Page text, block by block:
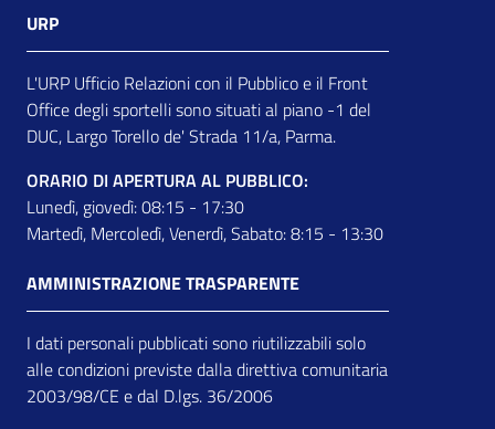
URP
L'URP Ufficio Relazioni con il Pubblico e il Front
Office degli sportelli sono situati al piano -1 del
DUC, Largo Torello de' Strada 11/a, Parma.
ORARIO DI APERTURA AL PUBBLICO:
Lunedì, giovedì: 08:15 - 17:30
Martedì, Mercoledì, Venerdì, Sabato: 8:15 - 13:30
AMMINISTRAZIONE TRASPARENTE
I dati personali pubblicati sono riutilizzabili solo
alle condizioni previste dalla direttiva comunitaria
2003/98/CE e dal D.lgs. 36/2006